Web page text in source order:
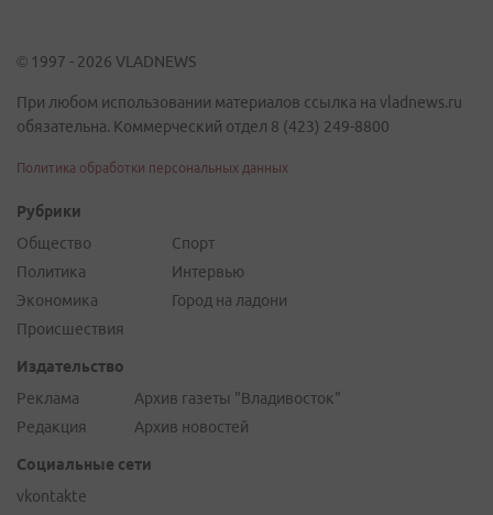
© 1997 - 2026 VLADNEWS
При любом использовании материалов ссылка на vladnews.ru
обязательна. Коммерческий отдел 8 (423) 249-8800
Политика обработки персональных данных
Рубрики
Общество
Политика
Экономика
Происшествия
Спорт
Интервью
Город на ладони
Издательство
Реклама
Редакция
Архив газеты "Владивосток"
Архив новостей
Социальные сети
vkontakte